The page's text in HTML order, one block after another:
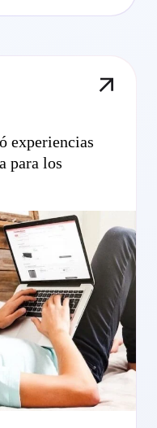
experiencias
para los